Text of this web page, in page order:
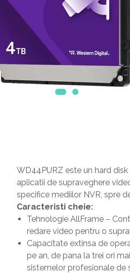
WD44PURZ este un hard
aplicatii de supraveghere
specifice mediilor NVR, spre
Caracteristi cheie:
Tehnologie AllFrame –
redare video pentru o
Capacitate extinsa de
pe an, de pana la trei ori
sistemelor profesionale de